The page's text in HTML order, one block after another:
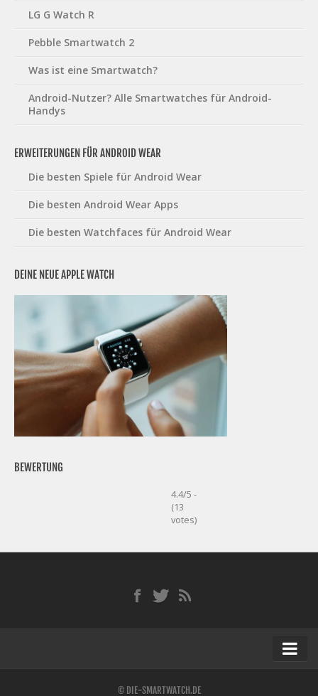
LG G Watch R
Pebble Smartwatch 2
Was ist eine Smartwatch?
Android-Nutzer? Alle Smartwatches für Android-
Handys
ERWEITERUNGEN FÜR ANDROID WEAR
Die besten Spiele für Android Wear
Die besten Android Wear Apps
Die besten Watchfaces für Android Wear
DEINE NEUE APPLE WATCH
BEWERTUNG
4.4/5 -
(13
votes)
© DIE-SMARTWATCH.DE